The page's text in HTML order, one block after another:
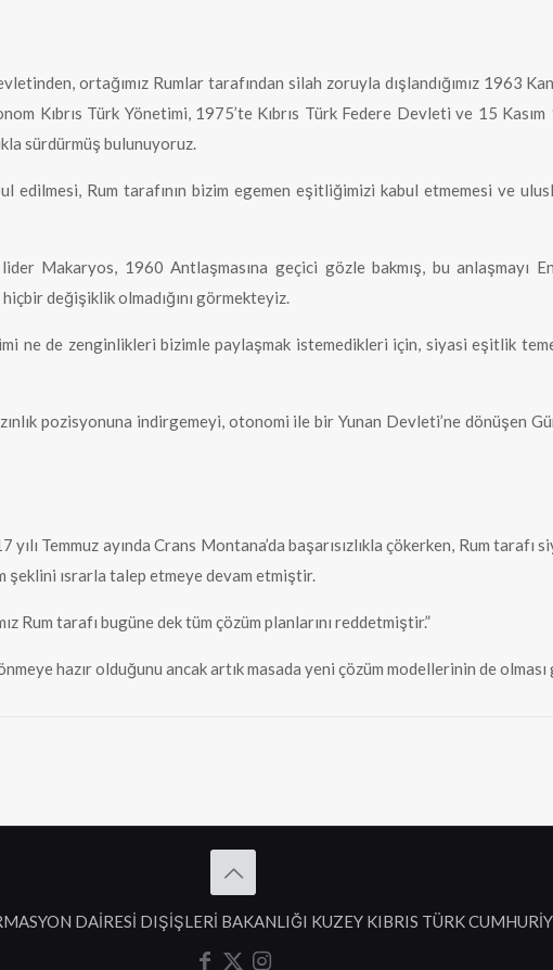
ortağımız Rumlar tarafından silah zoruyla dışlandığımız 1963
Kıbrıs Türk Yönetimi, 1975’te Kıbrıs Türk Federe Devleti ve 15
sürdürmüş bulunuyoruz.
edilmesi, Rum tarafının bizim egemen eşitliğimizi kabul etmemesi ve
Makaryos, 1960 Antlaşmasına geçici gözle bakmış, bu anlaşmayı
değişiklik olmadığını görmekteyiz.
ne de zenginlikleri bizimle paylaşmak istemedikleri için, siyasi eşitlik
pozisyonuna indirgemeyi, otonomi ile bir Yunan Devleti’ne dönüşen
Temmuz ayında Crans Montana’da başarısızlıkla çökerken, Rum tarafı
ısrarla talep etmeye devam etmiştir.
Rum tarafı bugüne dek tüm çözüm planlarını reddetmiştir.”
hazır olduğunu ancak artık masada yeni çözüm modellerinin de
DAİRESİ DIŞİŞLERİ BAKANLIĞI KUZEY KIBRIS TÜRK